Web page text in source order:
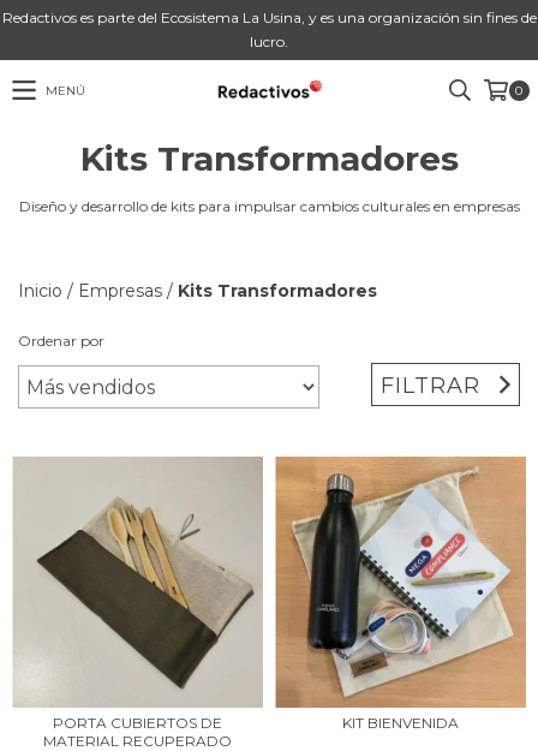
Redactivos es parte del Ecosistema La Usina, y es una organización sin fines de
lucro.
MENÚ 0
Kits Transformadores
Diseño y desarrollo de kits para impulsar cambios culturales en empresas
Inicio / Empresas / Kits Transformadores
Ordenar por
FILTRAR
PORTA CUBIERTOS DE
MATERIAL RECUPERADO
KIT BIENVENIDA